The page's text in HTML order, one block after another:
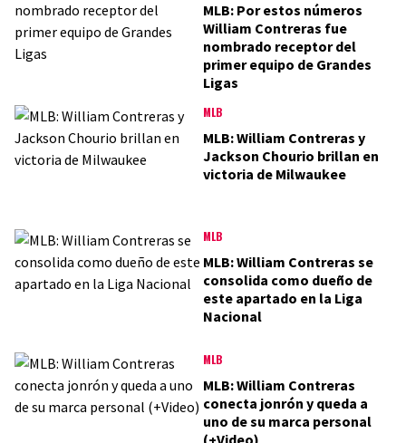
MLB: Por estos números
William Contreras fue
nombrado receptor del
primer equipo de Grandes
Ligas
MLB
MLB: William Contreras y
Jackson Chourio brillan en
victoria de Milwaukee
MLB
MLB: William Contreras se
consolida como dueño de
este apartado en la Liga
Nacional
MLB
MLB: William Contreras
conecta jonrón y queda a
uno de su marca personal